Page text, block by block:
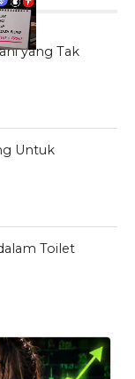
yang Tak
Untuk
Toilet